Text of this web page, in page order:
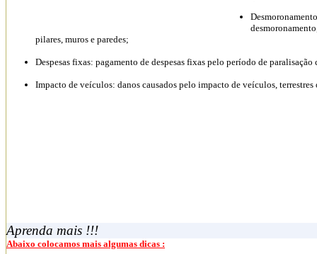
pilares, muros e paredes;
Despesas fixas: pagamento de despesas fixas pelo período de
Impacto de veículos: danos causados pelo impacto de veículos,
Aprenda mais !!!
Abaixo colocamos mais algumas dicas :